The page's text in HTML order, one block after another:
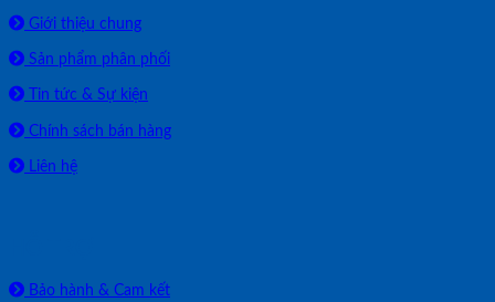
Giới thiệu chung
Sản phẩm phân phối
Tin tức & Sự kiện
Chính sách bán hàng
Liên hệ
Bảo hành & Cam kết